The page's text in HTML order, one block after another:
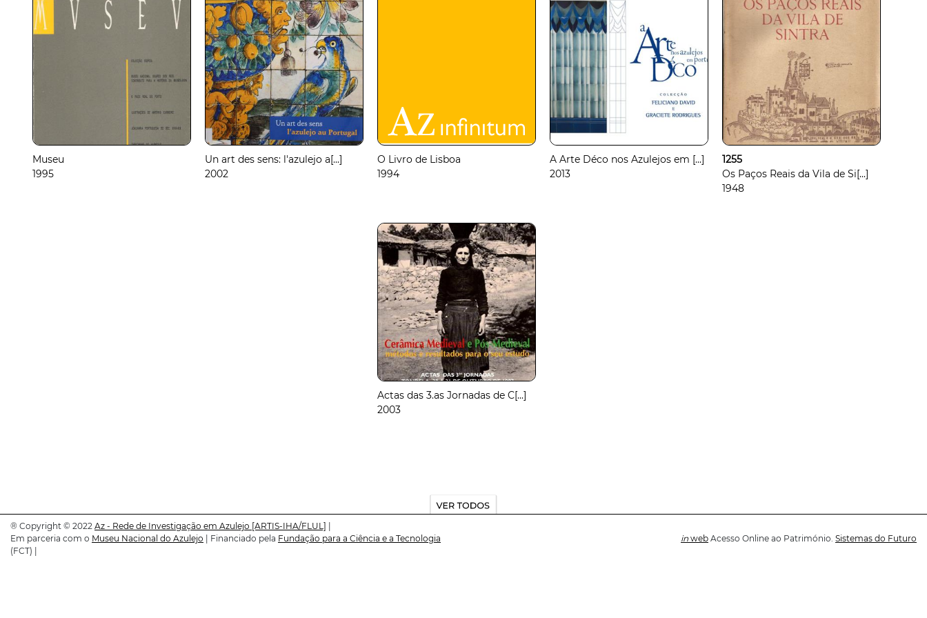
Museu
1995
Un art des sens: l'azulejo a[...]
2002
O Livro de Lisboa
1994
A Arte Déco nos Azulejos em [...]
2013
1255
Os Paços Reais da Vila de Si[...]
1948
Actas das 3.as Jornadas de C[...]
2003
® Copyright © 2022 Az - Rede de Investigação em Azulejo [ARTIS-IHA/FLUL]
Em parceria com o Museu Nacional do Azulejo | Financiado pela Fundação para a Ciência e a Tecnologia
(FCT) |
in web Acesso Online ao Património. Sistemas do Futuro